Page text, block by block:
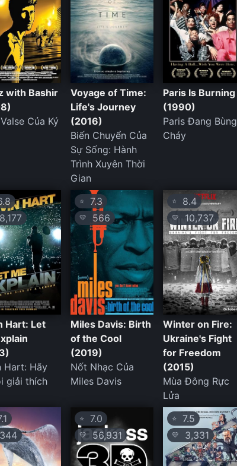
with Bashir
Của Ký
Voyage of Time:
Life's Journey
(2016)
Biến Chuyển Của
Sự Sống: Hành
Trình Xuyên Thời
Gian
Paris Is Burning
(1990)
Paris Đang Bùng
Cháy
8,177
Hart: Let
Hart: Hãy
giải thích
⭐7.3
💛 566
Miles Davis: Birth
of the Cool
(2019)
Nốt Nhạc Của
Miles Davis
⭐ 8.4
💛 10,737
Winter on Fire:
Ukraine's Fight
for Freedom
(2015)
Mùa Đông Rực
Lửa
344
⭐7.0
💛56,931
⭐ 7.5
💛 3,331